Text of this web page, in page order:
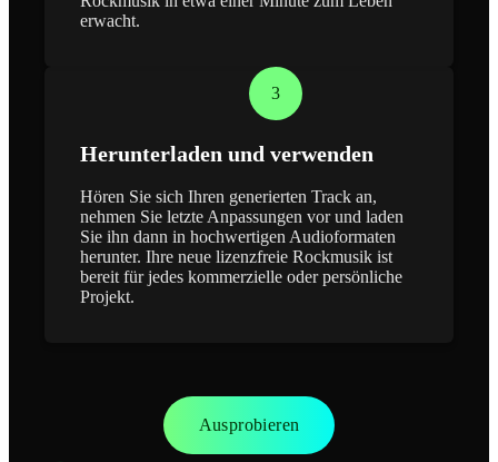
erwacht.
3
Herunterladen und verwenden
Hören Sie sich Ihren generierten Track an,
nehmen Sie letzte Anpassungen vor und laden
Sie ihn dann in hochwertigen Audioformaten
herunter. Ihre neue lizenzfreie Rockmusik ist
bereit für jedes kommerzielle oder persönliche
Projekt.
Ausprobieren